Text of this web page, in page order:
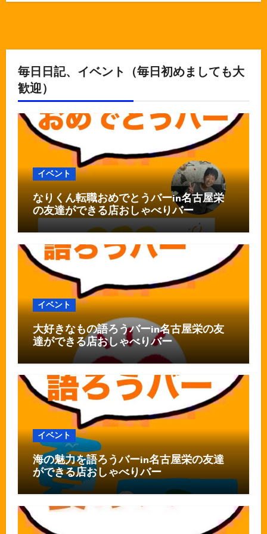
毎日日記、イベント（毎日初めましても大
歓迎）
イベント
なりくん転職おめでとうバーin名古屋栄
の友達ができる店おしゃべりバー
イベント
大好きなもの語ろうバーin名古屋栄の友
達ができる店おしゃべりバー
イベント
海の魅力を語ろうバーin名古屋栄の友達
ができる店おしゃべりバー